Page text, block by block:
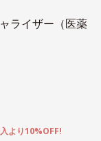
ライザー（医薬
より10%OFF!